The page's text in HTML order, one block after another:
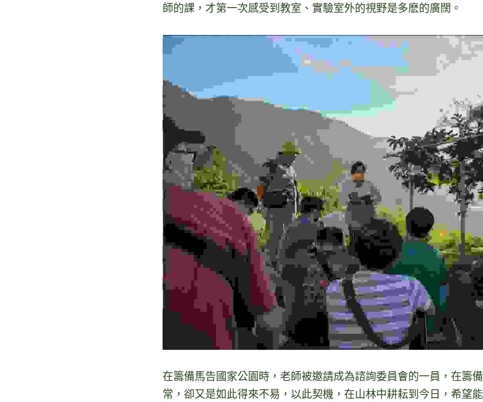
師的課，才第一次感受到教室、實驗室外的視野是多麽的廣闊。
在籌備馬告國家公園時，老師被邀請成為諮詢委員會的一員，在籌
常，卻又是如此得來不易，以此契機，在山林中耕耘到今日，希望